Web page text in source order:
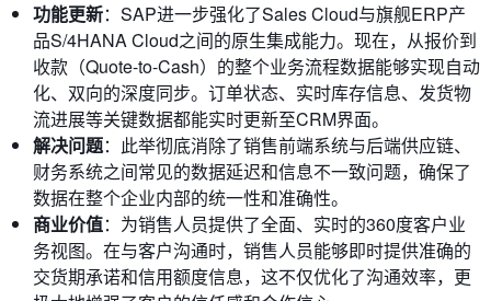
功能更新：SAP进一步强化了Sales Cloud与旗舰ERP产
品S/4HANA Cloud之间的原生集成能力。现在，从报价到
收款（Quote-to-Cash）的整个业务流程数据能够实现自动
化、双向的深度同步。订单状态、实时库存信息、发货物
流进展等关键数据都能实时更新至CRM界面。
解决问题：此举彻底消除了销售前端系统与后端供应链、
财务系统之间常见的数据延迟和信息不一致问题，确保了
数据在整个企业内部的统一性和准确性。
商业价值：为销售人员提供了全面、实时的360度客户业
务视图。在与客户沟通时，销售人员能够即时提供准确的
交货期承诺和信用额度信息，这不仅优化了沟通效率，更